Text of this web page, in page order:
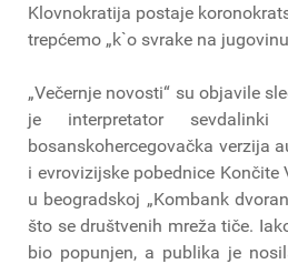
Klovnokratija postaje
trepćemo „k`o svrake na
„Večernje novosti“ su objavile
je interpretator
bosanskohercegovačka verzija
i evrovizijske pobednice Končite
u beogradskoj „Kombank
što se društvenih mreža tiče.
bio popunjen, a publika je